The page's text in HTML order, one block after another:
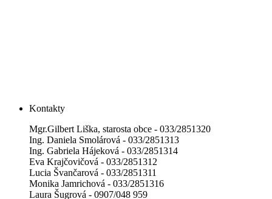
Kontakty
Mgr.Gilbert Liška, starosta obce - 033/2851320
Ing. Daniela Smolárová - 033/2851313
Ing. Gabriela Hájeková - 033/2851314
Eva Krajčovičová - 033/2851312
Lucia Švančarová - 033/2851311
Monika Jamrichová - 033/2851316
Laura Šugrová - 0907/048 959